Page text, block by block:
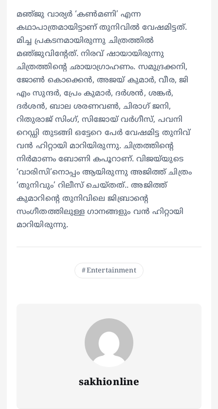
മഞ്‍ജു വാര്യര്‍ ‘കണ്‍മണി’ എന്ന
കഥാപാത്രമായിട്ടാണ് തുനിവില്‍ വേഷമിട്ടത്.
മിച്ച പ്രകടനമായിരുന്നു ചിത്രത്തില്‍
മഞ്‍ജുവിന്റേത്. നിരവ് ഷായായിരുന്നു
ചിത്രത്തിന്റെ ഛായാഗ്രാഹണം. സമുദ്രക്കനി,
ജോണ്‍ കൊക്കെൻ, അജയ് കുമാര്‍, വീര, ജി
എം സുന്ദര്‍, പ്രേം കുമാര്‍, ദര്‍ശൻ, ശങ്കര്‍,
ദര്‍ശൻ, ബാല ശരണവണ്‍, ചിരാഗ് ജനി,
റിതുരാജ് സിംഗ്, സിജോയ് വര്‍ഗീസ്, പവനി
റെഡ്ഡി തുടങ്ങി ഒട്ടേറെ പേര്‍ വേഷമിട്ട തുനിവ്‍
വൻ ഹിറ്റായി മാറിയിരുന്നു. ചിത്രത്തിന്റെ
നിര്‍മാണം ബോണി കപൂറാണ്. വിജയ്‍യുടെ
‘വാരിസി’നൊപ്പം ആയിരുന്നു അജിത്ത് ചിത്രം
‘തുനിവും’ റിലീസ് ചെയ്‍തത്.. അജിത്ത്
കുമാറിന്റെ തുനിവിലെ ജിബ്രാന്റെ
സംഗീതത്തിലുള്ള ഗാനങ്ങളും വൻ ഹിറ്റായി
മാറിയിരുന്നു.
Entertainment
sakhionline